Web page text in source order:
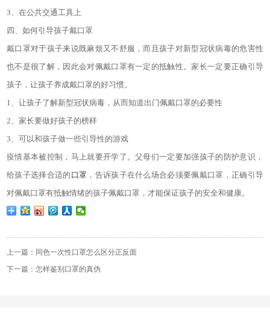
3、在公共交通工具上
四、如何引导孩子戴口罩
戴口罩对于孩子来说既麻烦又不舒服，而且孩子对新型冠状病毒的危害性
也不是很了解，因此会对佩戴口罩有一定的抵触性。家长一定要正确引导
孩子，让孩子养成戴口罩的好习惯。
1、让孩子了解新型冠状病毒，从而知道出门佩戴口罩的必要性
2、家长要做好孩子的榜样
3、可以和孩子做一些引导性的游戏
疫情基本被控制，马上就要开学了。父母们一定要加强孩子的防护意识，
给孩子选择合适的 口罩 ，告诉孩子在什么场合必须要佩戴口罩，正确引导
对佩戴口罩有抵触情绪的孩子佩戴口罩，才能保证孩子的安全和健康。
上一篇：同色一次性口罩怎么区分正反面
下一篇：怎样鉴别口罩的真伪